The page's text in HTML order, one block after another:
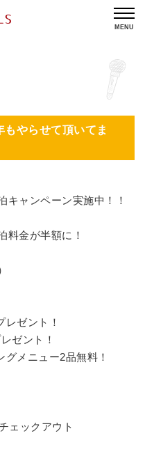
MENU
やらせて頂いてま
キャンペーン実施中！！
料金が半額に！
レゼント！
ゼント！
グメニュー2品無料！
ェックアウト